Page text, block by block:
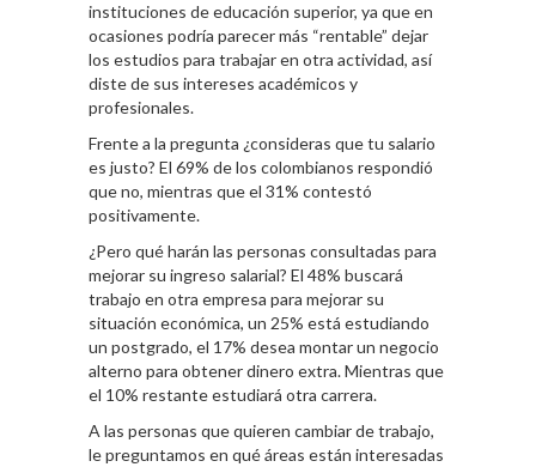
instituciones de educación superior, ya que en
ocasiones podría parecer más “rentable” dejar
los estudios para trabajar en otra actividad, así
diste de sus intereses académicos y
profesionales.
Frente a la pregunta ¿consideras que tu salario
es justo? El 69% de los colombianos respondió
que no, mientras que el 31% contestó
positivamente.
¿Pero qué harán las personas consultadas para
mejorar su ingreso salarial? El 48% buscará
trabajo en otra empresa para mejorar su
situación económica, un 25% está estudiando
un postgrado, el 17% desea montar un negocio
alterno para obtener dinero extra. Mientras que
el 10% restante estudiará otra carrera.
A las personas que quieren cambiar de trabajo,
le preguntamos en qué áreas están interesadas